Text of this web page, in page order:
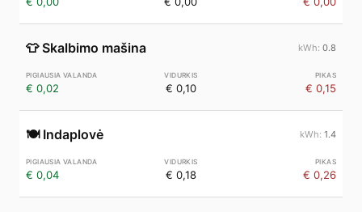
👕 Skalbimo mašina 0.8
€ 0,02 € 0,10 € 0,15
🍽️ Indaplovė 1.4
€ 0,04 € 0,18 € 0,26